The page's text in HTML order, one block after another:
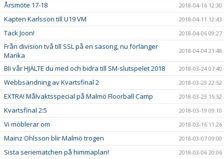
Årsmöte 17-18 2018-04-16 12:30
Kapten Karlsson till U19 VM 2018-04-11 12:43
Tack Joon! 2018-04-06 09:27
Från division två till SSL på en säsong, nu förlänger
Marika
2018-04-04 21:48
Bli vår HJÄLTE du med och bidra till SM-slutspelet 2018 2018-03-24 07:40
Webbsändning av Kvartsfinal 2 2018-03-23 22:52
EXTRA! Målvaktsspecial på Malmö Floorball Camp 2018-03-23 15:52
Kvartsfinal 2:5 2018-03-19 09:10
Vi möblerar om 2018-03-16 11:26
Mainz Ohlsson blir Malmö trogen 2018-03-07 09:00
Sista seriematchen på himmaplan! 2018-03-06 20:06